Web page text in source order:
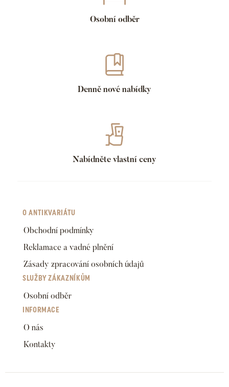
Osobní odběr
Denně nové nabídky
Nabídněte vlastní ceny
O ANTIKVARIÁTU
Obchodní podmínky
Reklamace a vadné plnění
Zásady zpracování osobních údajů
SLUŽBY ZÁKAZNÍKŮM
Osobní odběr
INFORMACE
O nás
Kontakty